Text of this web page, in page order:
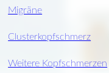
Migräne
Clusterkopfschmerz
Weitere Kopfschmerzen